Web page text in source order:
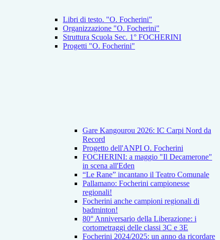
Libri di testo. "O. Focherini"
Organizzazione "O. Focherini"
Struttura Scuola Sec. 1° FOCHERINI
Progetti "O. Focherini"
Gare Kangourou 2026: IC Carpi Nord da
Record
Progetto dell'ANPI O. Focherini
FOCHERINI: a maggio "Il Decamerone"
in scena all'Eden
“Le Rane” incantano il Teatro Comunale
Pallamano: Focherini campionesse
regionali!
Focherini anche campioni regionali di
badminton!
80° Anniversario della Liberazione: i
cortometraggi delle classi 3C e 3E
Focherini 2024/2025: un anno da ricordare